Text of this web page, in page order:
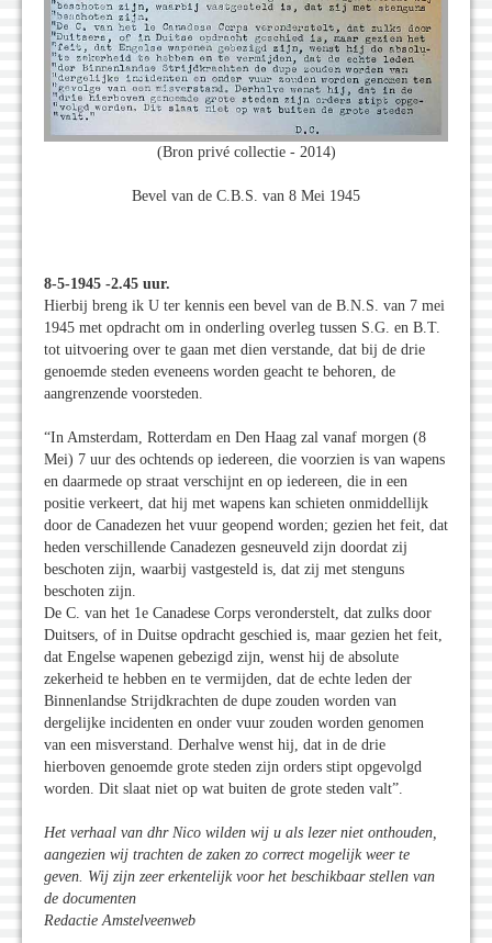
(Bron privé collectie - 2014)
Bevel van de C.B.S. van 8 Mei 1945
8-5-1945 -2.45 uur.
Hierbij breng ik U ter kennis een bevel van de B.N.S. van 7 mei
1945 met opdracht om in onderling overleg tussen S.G. en B.T.
tot uitvoering over te gaan met dien verstande, dat bij de drie
genoemde steden eveneens worden geacht te behoren, de
aangrenzende voorsteden.
“In Amsterdam, Rotterdam en Den Haag zal vanaf morgen (8
Mei) 7 uur des ochtends op iedereen, die voorzien is van wapens
en daarmede op straat verschijnt en op iedereen, die in een
positie verkeert, dat hij met wapens kan schieten onmiddellijk
door de Canadezen het vuur geopend worden; gezien het feit, dat
heden verschillende Canadezen gesneuveld zijn doordat zij
beschoten zijn, waarbij vastgesteld is, dat zij met stenguns
beschoten zijn.
De C. van het 1e Canadese Corps veronderstelt, dat zulks door
Duitsers, of in Duitse opdracht geschied is, maar gezien het feit,
dat Engelse wapenen gebezigd zijn, wenst hij de absolute
zekerheid te hebben en te vermijden, dat de echte leden der
Binnenlandse Strijdkrachten de dupe zouden worden van
dergelijke incidenten en onder vuur zouden worden genomen
van een misverstand. Derhalve wenst hij, dat in de drie
hierboven genoemde grote steden zijn orders stipt opgevolgd
worden. Dit slaat niet op wat buiten de grote steden valt”.
Het verhaal van dhr Nico wilden wij u als lezer niet onthouden,
aangezien wij trachten de zaken zo correct mogelijk weer te
geven. Wij zijn zeer erkentelijk voor het beschikbaar stellen van
de documenten
Redactie Amstelveenweb